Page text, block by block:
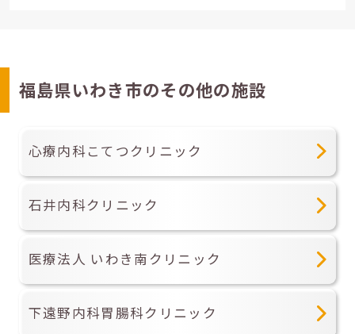
福島県いわき市のその他の施設
心療内科こてつクリニック
石井内科クリニック
医療法人 いわき南クリニック
下遠野内科胃腸科クリニック